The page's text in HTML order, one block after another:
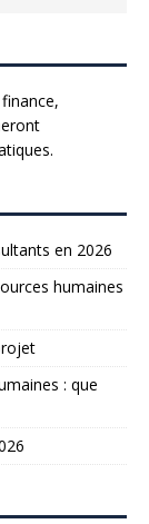
en 2026
humaines
: que